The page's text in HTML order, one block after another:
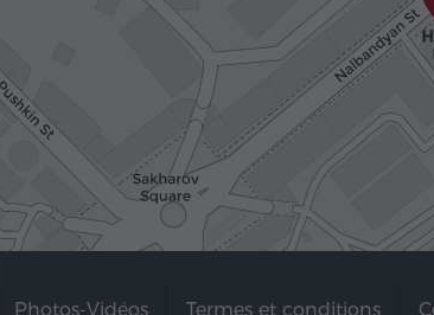
Photos-Vidéos Termes et conditions